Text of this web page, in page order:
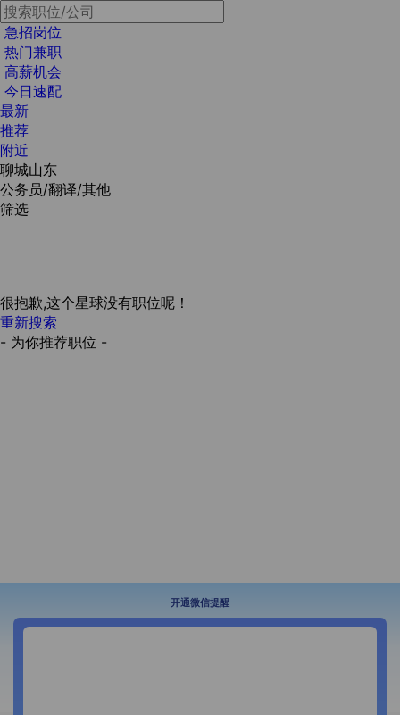
急招岗位
热门兼职
高薪机会
今日速配
最新
推荐
附近
聊城山东
公务员/翻译/其他
筛选
很抱歉,这个星球没有职位呢！
重新搜索
- 为你推荐职位 -
开通微信提醒